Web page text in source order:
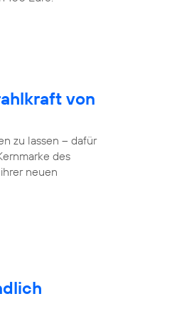
von
zu lassen – dafür
des
neuen